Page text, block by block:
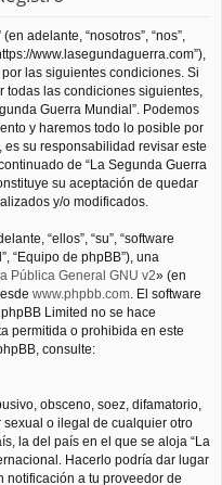
adelante, “nosotros”, “nos”,
www.lasegundaguerra.com”),
las siguientes condiciones. Si
todas las condiciones siguientes,
Guerra Mundial”. Podemos
y haremos todo lo posible por
su responsabilidad revisar este
de “La Segunda Guerra
su aceptación de quedar
y/o modificados.
“ellos”, “su”, “software
“Equipo de phpBB”), una
Pública General GNU v2» (en
www.phpbb.com. El software
Limited no se hace
permitida o prohibida en este
consulte:
obsceno, soez, difamatorio,
o ilegal de cualquier otro
la del país en el que se aloja “La
Hacerlo podría dar lugar
notificación a tu proveedor de